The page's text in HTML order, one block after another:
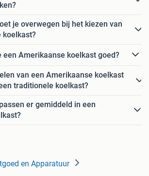
je overwegen bij het kiezen van
koelkast?
een Amerikaanse koelkast goed?
van een Amerikaanse koelkast
traditionele koelkast?
er gemiddeld in een
en Apparatuur